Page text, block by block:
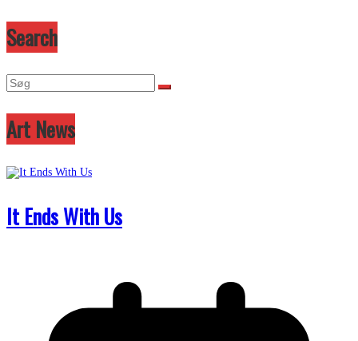
Search
Art News
It Ends With Us